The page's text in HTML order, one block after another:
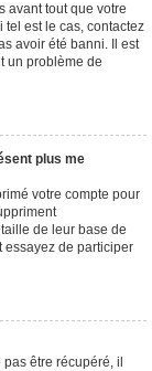
avant tout que votre
tel est le cas, contactez
avoir été banni. Il est
un problème de
plus me
votre compte pour
de leur base de
essayez de participer
être récupéré, il